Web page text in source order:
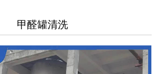
甲醛罐清洗